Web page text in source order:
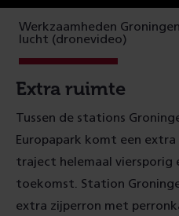
Werkzaamheden
lucht (dronevideo)
Extra ruimte
Tussen de stations
Europapark komt een
traject helemaal viersporig
toekomst. Station
extra zijperron met